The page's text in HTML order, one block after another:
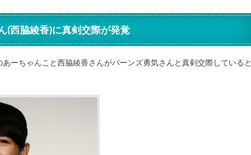
(西脇綾香)に真剣交際が発覚
ーちゃんこと西脇綾香さんがバーンズ勇気さんと真剣交際していると